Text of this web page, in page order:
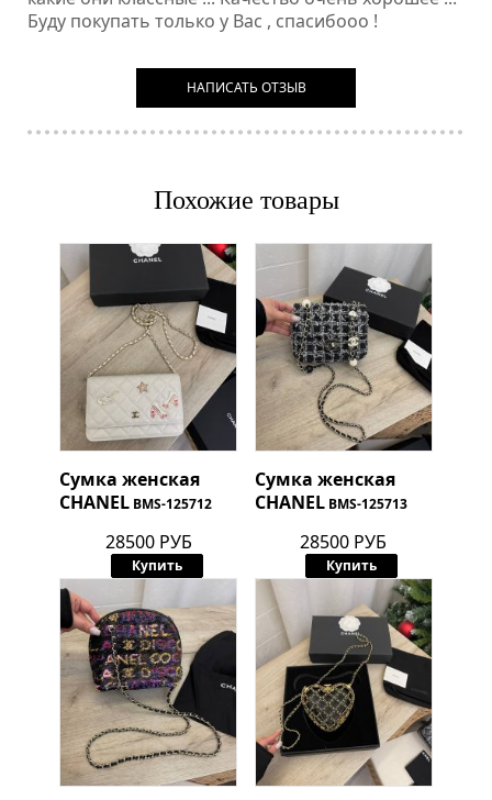
Буду покупать только у Вас , спасибооо !
НАПИСАТЬ ОТЗЫВ
Похожие товары
Сумка женская
CHANEL BMS-125712
28500 РУБ
Купить
Сумка женская
CHANEL BMS-125713
28500 РУБ
Купить